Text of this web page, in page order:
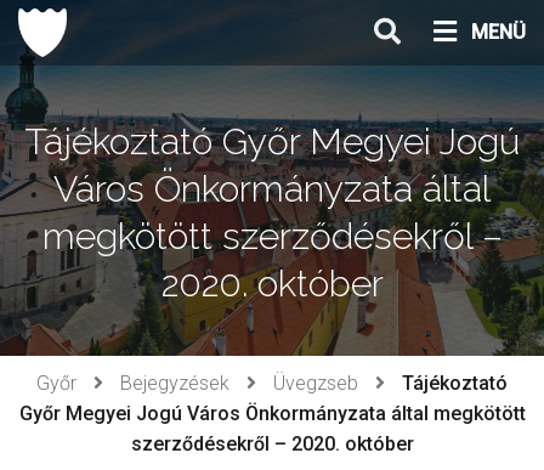
Ugrás
tartalomhoz
MENÜ
Tájékoztató Győr Megyei Jogú
Város Önkormányzata által
megkötött szerződésekről –
2020. október
Győr Bejegyzések Üvegzseb
Tájékoztató
Győr Megyei Jogú Város Önkormányzata által megkötött
szerződésekről – 2020. október